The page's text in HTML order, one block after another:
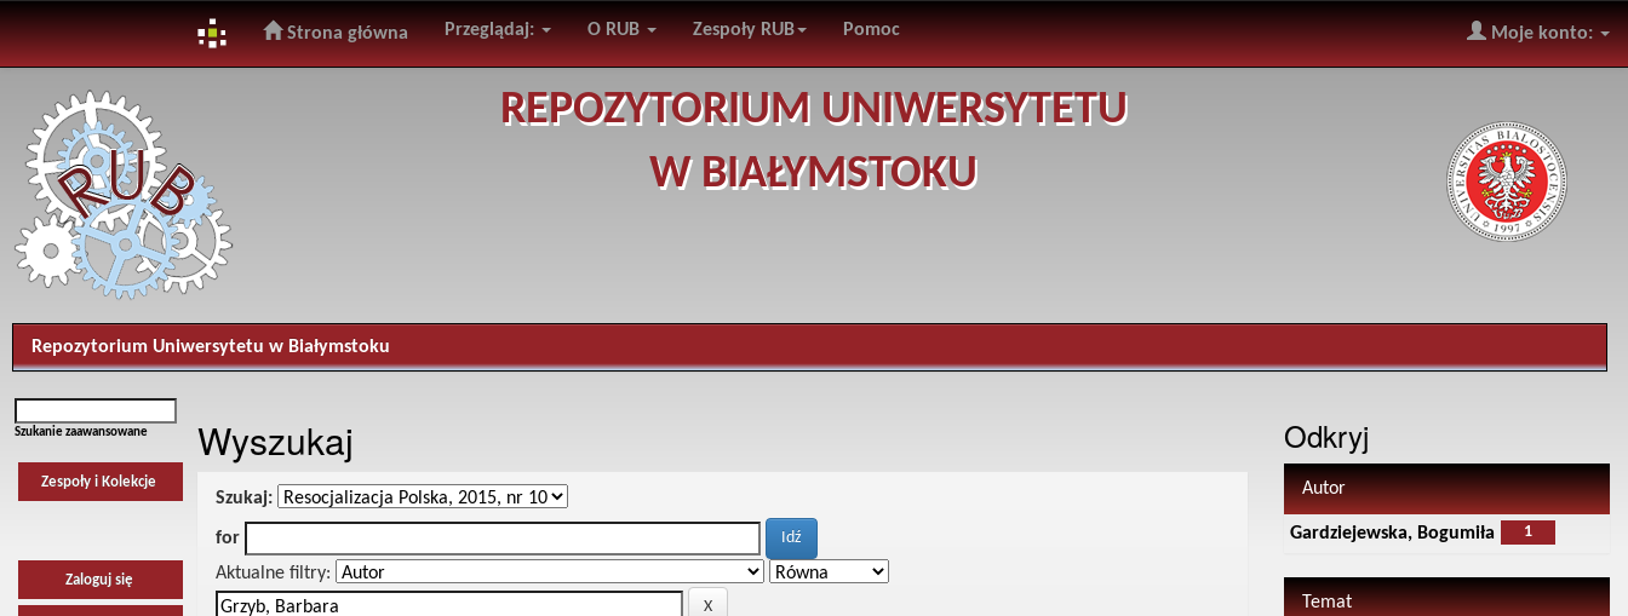
navigation
Strona główna Przeglądaj: O RUB Zespoły RUB Pomoc Moje konto:
REPOZYTORIUM UNIWERSYTETU
W BIAŁYMSTOKU
Repozytorium Uniwersytetu w Białymstoku
Szukanie zaawansowane
Zespoły i Kolekcje
Zaloguj się
Wyszukaj
Szukaj:
for
Aktualne filtry:
Odkryj
Autor
1
Gardziejewska, Bogumiła
Temat